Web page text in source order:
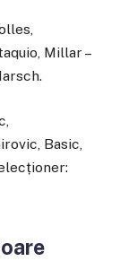
Millar –
Basic,